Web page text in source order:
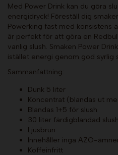
Med Power Drink kan du göra
energidryck! Föreställ dig
Powerking fast med konsistens
är perfekt för att göra en
vanlig slush. Smaken Power
istället energi genom god syrlig
Sammanfattning:
Dunk 5 liter
Koncentrat (blandas ut
Blandas 1+5 för slush
30 liter färdigblandad slush
Ljusbrun
Innehåller inga AZO-
Koffeinfritt